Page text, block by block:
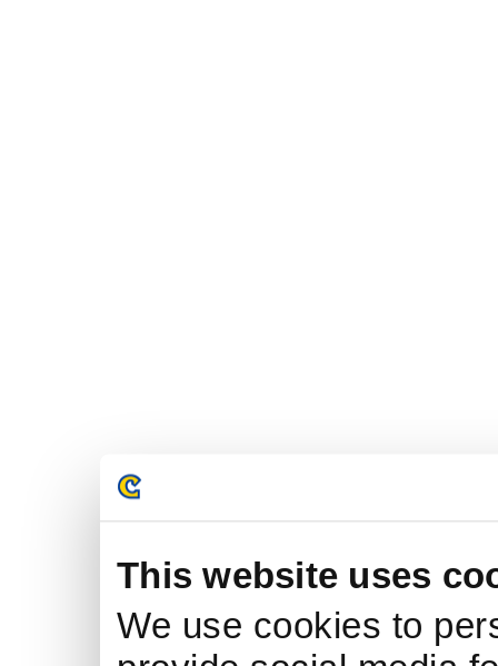
This website uses
We use cookies to